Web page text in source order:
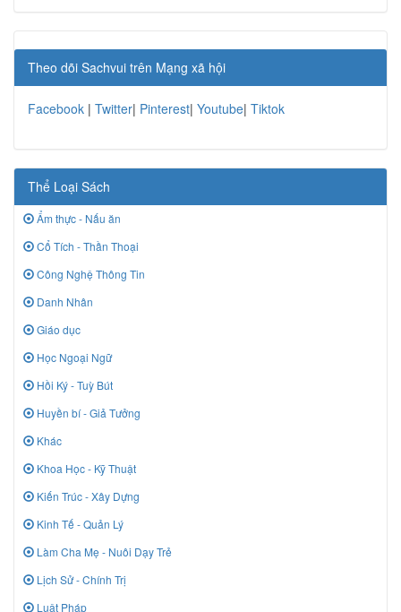
Theo dõi Sachvui trên Mạng xã hội
Facebook | Twitter| Pinterest| Youtube| Tiktok
Thể Loại Sách
Ẩm thực - Nấu ăn
Cổ Tích - Thần Thoại
Công Nghệ Thông Tin
Danh Nhân
Giáo dục
Học Ngoại Ngữ
Hồi Ký - Tuỳ Bút
Huyền bí - Giả Tưởng
Khác
Khoa Học - Kỹ Thuật
Kiến Trúc - Xây Dựng
Kinh Tế - Quản Lý
Làm Cha Mẹ - Nuôi Dạy Trẻ
Lịch Sử - Chính Trị
Luật Pháp